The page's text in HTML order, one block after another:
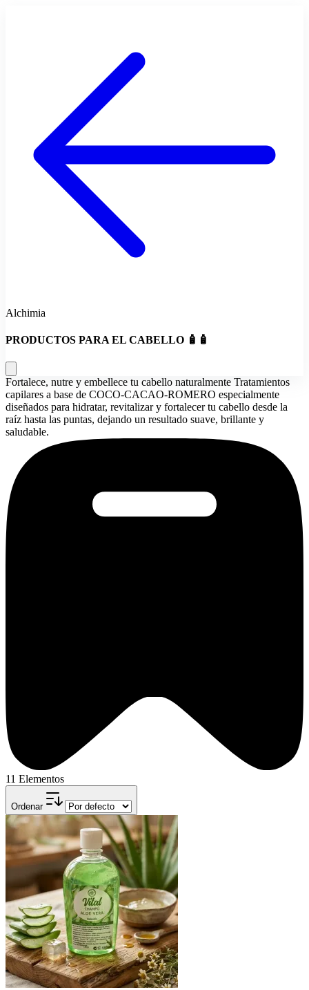
Alchimia
PRODUCTOS PARA EL CABELLO 🧴🧴
Fortalece, nutre y embellece tu cabello naturalmente Tratamientos
capilares a base de COCO-CACAO-ROMERO especialmente
diseñados para hidratar, revitalizar y fortalecer tu cabello desde la
raíz hasta las puntas, dejando un resultado suave, brillante y
saludable.
11 Elementos
Ordenar